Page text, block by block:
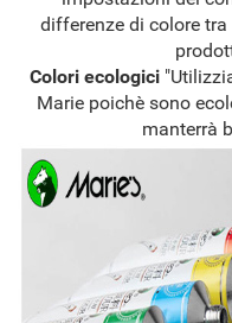
differenze di colore
Colori ecologici
Marie poichè sono
manterrà